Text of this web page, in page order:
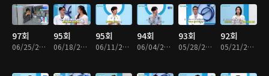
97회
06/25/2026 • 46분
95회
06/18/2026 • 46분
95회
06/11/2026 • 46분
94회
06/04/2026 • 46분
93회
05/28/2026 • 46분
92회
05/21/2026 • 46분